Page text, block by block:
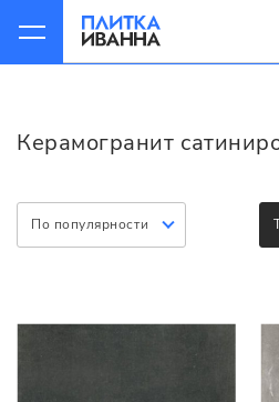
Керамогранит
По популярности